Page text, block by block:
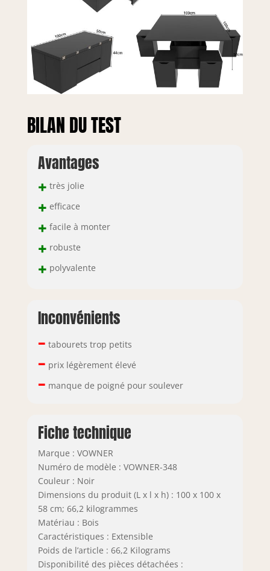
BILAN DU TEST
Avantages
+ très jolie
+ efficace
+ facile à monter
+ robuste
+ polyvalente
Inconvénients
– tabourets trop petits
– prix légèrement élevé
– manque de poigné pour soulever
Fiche technique
Marque : VOWNER
Numéro de modèle : VOWNER-348
Couleur : Noir
Dimensions du produit (L x l x h) : 100 x 100 x
58 cm; 66,2 kilogrammes
Matériau : Bois
Caractéristiques : Extensible
Poids de l’article : 66,2 Kilograms
Disponibilité des pièces détachées :